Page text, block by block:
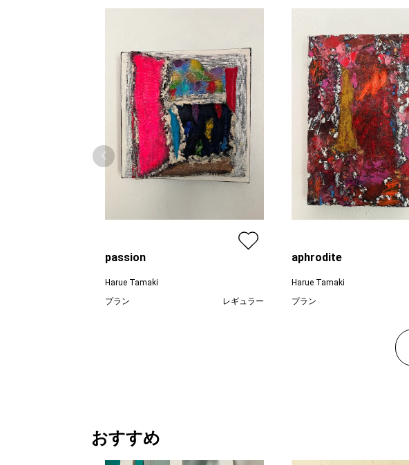
passion
Harue Tamaki
プラン
レギュラー
aphrodite
Harue Tamaki
プラン
おすすめ